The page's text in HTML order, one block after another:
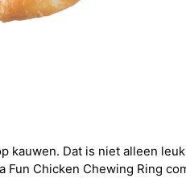
kauwen. Dat is niet alleen
Fun Chicken Chewing Ring